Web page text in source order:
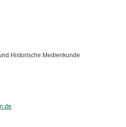
Historische Medienkunde